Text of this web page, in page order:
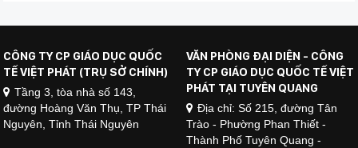
CÔNG TY CP GIÁO DỤC QUỐC
TẾ VIỆT PHÁT (TRỤ SỞ CHÍNH)
Tầng 3, tòa nhà số 143,
đường Hoàng Văn Thụ, TP Thái
Nguyên, Tỉnh Thái Nguyên
VĂN PHÒNG ĐẠI DIỆN - CÔNG
TY CP GIÁO DỤC QUỐC TẾ VIỆT
PHÁT TẠI TUYÊN QUANG
Địa chỉ: Số 215, đường Tân
Trào - Phường Phan Thiết -
Thành Phố Tuyên Quang -